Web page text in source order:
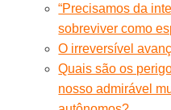
“Precisamos da
sobreviver como
O irreversível
Quais são os
nosso admirável